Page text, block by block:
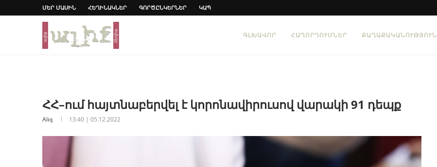
ՄԵՐ ՄԱՍԻՆ ՀԵՂԻՆԱԿՆԵՐ ԳՈՐԾԸՆԿԵՐՆԵՐ ԿԱՊ
ԳԼԽԱՎՈՐ ՀԱՂՈՐԴՈՒՄՆԵՐ ՔԱՂԱՔԱԿԱՆՈՒԹՅՈՒՆ
ՀՀ–ում հայտնաբերվել է կորոնավիրուսով վարակի 91 դեպք
Aliq 13:40 | 05.12.2022